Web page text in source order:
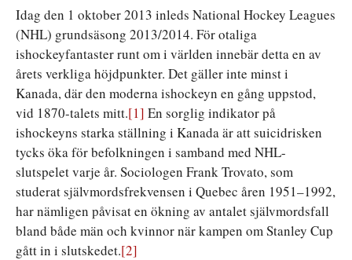
Idag den 1 oktober 2013 inleds National Hockey Leagues
(NHL) grundsäsong 2013/2014. För otaliga
ishockeyfantaster runt om i världen innebär detta en av
årets verkliga höjdpunkter. Det gäller inte minst i
Kanada, där den moderna ishockeyn en gång uppstod,
vid 1870-talets mitt.[1] En sorglig indikator på
ishockeyns starka ställning i Kanada är att suicidrisken
tycks öka för befolkningen i samband med NHL-
slutspelet varje år. Sociologen Frank Trovato, som
studerat självmordsfrekvensen i Quebec åren 1951–1992,
har nämligen påvisat en ökning av antalet självmordsfall
bland både män och kvinnor när kampen om Stanley Cup
gått in i slutskedet.[2]